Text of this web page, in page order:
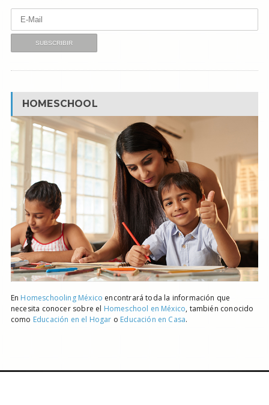
HOMESCHOOL
En Homeschooling México encontrará toda la información que
necesita conocer sobre el Homeschool en México, también conocido
como Educación en el Hogar o Educación en Casa.